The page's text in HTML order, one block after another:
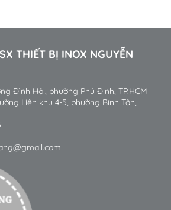
THIẾT BỊ INOX NGUYỄN
Đình Hội, phường Phú Định, TP.HCM
Liên khu 4-5, phường Bình Tân,